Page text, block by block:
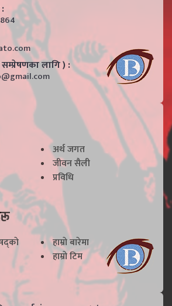
:
लागि ) :
अर्थ जगत
जीवन सैली
प्रविधि
हाम्राे बारेमा
हाम्राे टिम